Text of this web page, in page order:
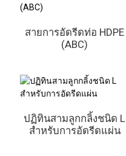
สายการอัดรีดท่อ HDPE
(ABC)
ปฏิทินสามลูกกลิ้งชนิด L
สำหรับการอัดรีดแผ่น